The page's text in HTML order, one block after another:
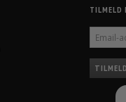
TILMELD
ADRESSE
TILMELD